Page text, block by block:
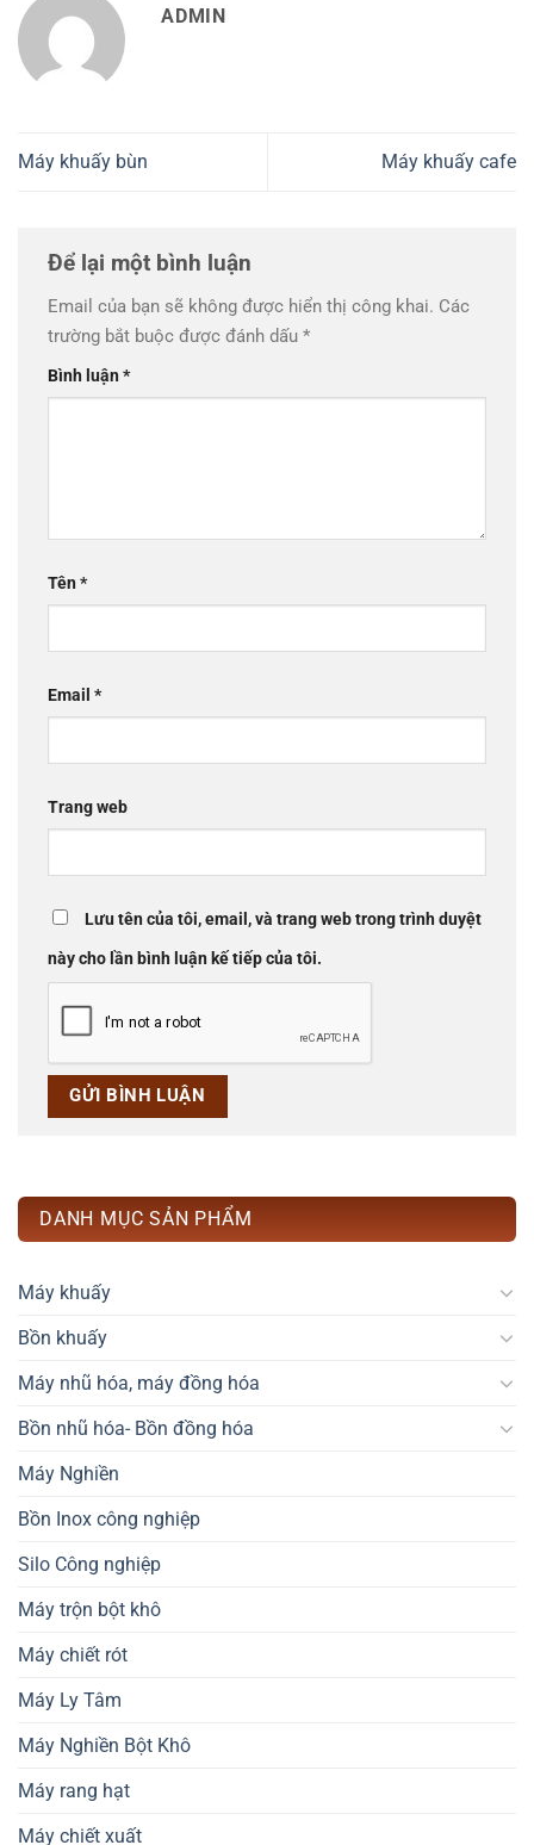
ADMIN
Máy khuấy bùn Máy khuấy cafe
Để lại một bình luận
Email của bạn sẽ không được hiển thị công khai. Các
trường bắt buộc được đánh dấu *
Bình luận*
Tên*
Email *
Trang web
Lưu tên của tôi, email, và trang web trong trình duyệt
này cho lần bình luận kế tiếp của tôi.
DANH MỤC SẢN PHẨM
Máy khuấy
Bồn khuấy
Máy nhũ hóa, máy đồng hóa
Bồn nhũ hóa- Bồn đồng hóa
Máy Nghiền
Bồn Inox công nghiệp
Silo Công nghiệp
Máy trộn bột khô
Máy chiết rót
Máy Ly Tâm
Máy Nghiền Bột Khô
Máy rang hạt
Máy chiết xuất